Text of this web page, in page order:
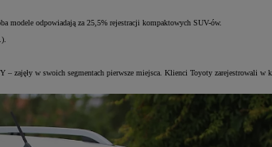
modele odpowiadają za 25,5% rejestracji kompaktowych SUV-ów.
w swoich segmentach pierwsze miejsca. Klienci Toyoty zarejestrowali